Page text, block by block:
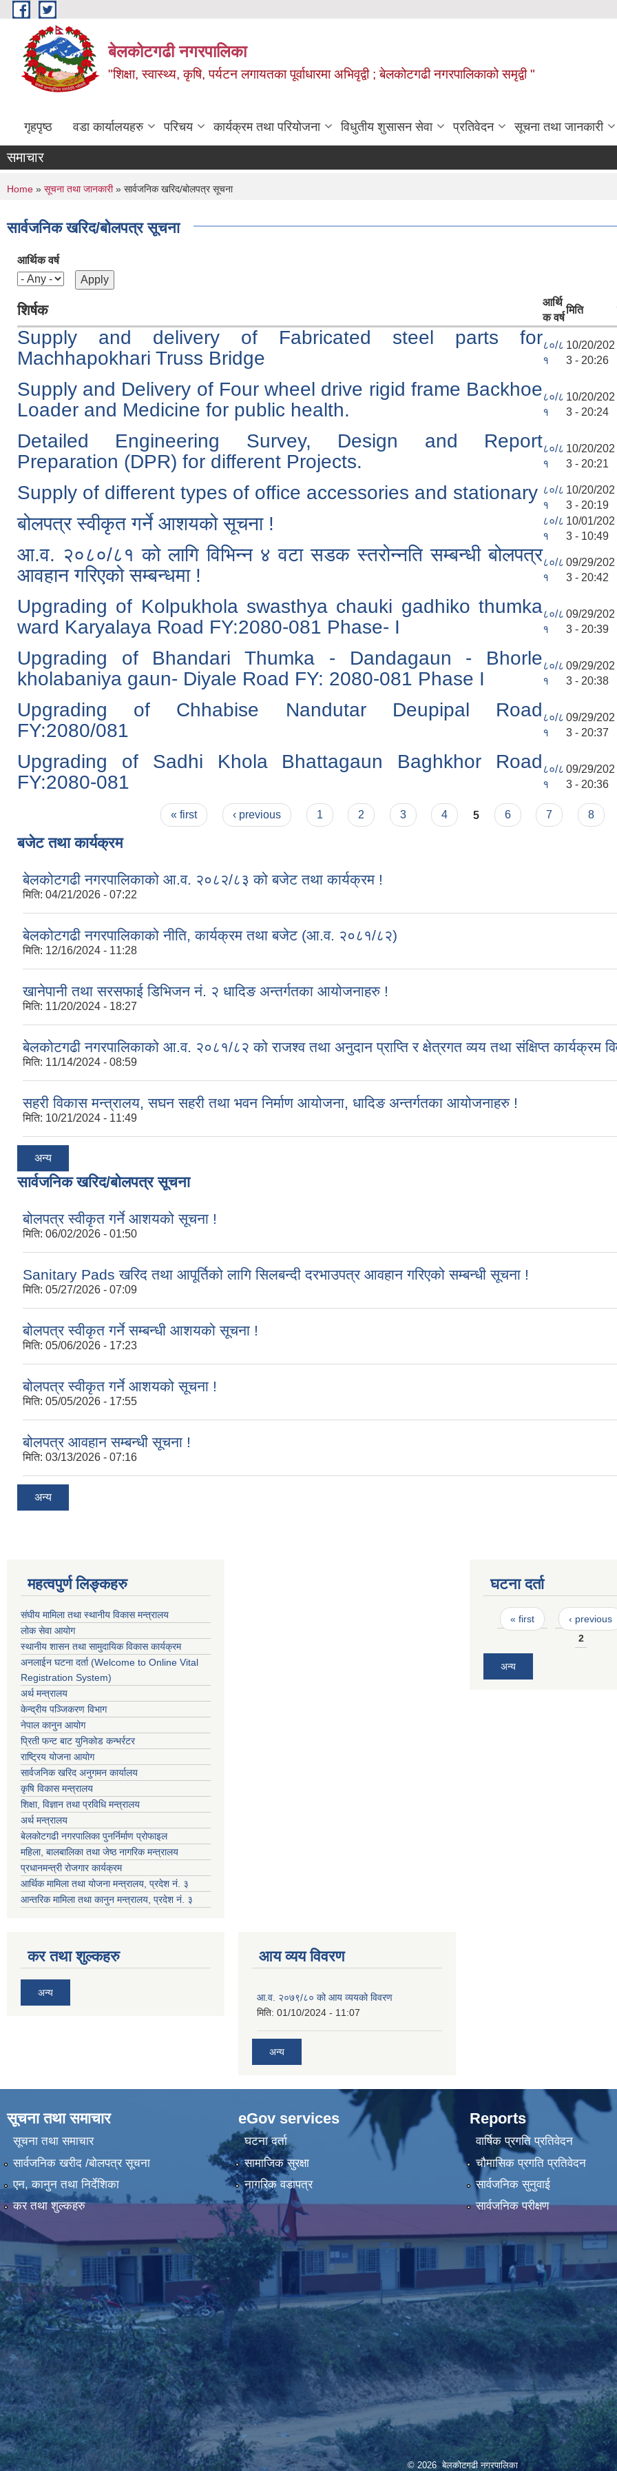
Skip to main content
बेलकोटगढी नगरपालिका
"शिक्षा, स्वास्थ्य, कृषि, पर्यटन लगायतका पूर्वाधारमा अभिवृद्वी ; बेलकोटगढी नगरपालिकाको समृद्वी "
गृहपृष्ठ वडा कार्यालयहरु परिचय कार्यक्रम तथा परियोजना विधुतीय शुसासन सेवा प्रतिवेदन सूचना तथा जानकारी
समाचार
You are here
Home » सूचना तथा जानकारी» सार्वजनिक खरिद/बोलपत्र सूचना
सार्वजनिक खरिद/बोलपत्र सूचना
आर्थिक वर्ष
शिर्षक
आर्थि
क वर्ष
मिति
Supply and delivery of Fabricated steel parts for
Machhapokhari Truss Bridge
८०/८
१
10/20/202
3 - 20:26
Supply and Delivery of Four wheel drive rigid frame Backhoe
Loader and Medicine for public health.
८०/८
१
10/20/202
3 - 20:24
Detailed Engineering Survey, Design and Report
Preparation (DPR) for different Projects.
८०/८
१
10/20/202
3 - 20:21
Supply of different types of office accessories and stationary ८०/८
१
10/20/202
3 - 20:19
बोलपत्र स्वीकृत गर्ने आशयको सूचना !
८०/८
१
10/01/202
3 - 10:49
आ.व. २०८०/८१ को लागि विभिन्न ४ वटा सडक स्तरोन्नति सम्बन्धी बोलपत्र
आवहान गरिएको सम्बन्धमा !
८०/८
१
09/29/202
3 - 20:42
Upgrading of Kolpukhola swasthya chauki gadhiko thumka
ward Karyalaya Road FY:2080-081 Phase- I
८०/८
१
09/29/202
3 - 20:39
Upgrading of Bhandari Thumka - Dandagaun - Bhorle
kholabaniya gaun- Diyale Road FY: 2080-081 Phase I
८०/८
१
09/29/202
3 - 20:38
Upgrading of Chhabise Nandutar Deupipal Road
FY:2080/081
८०/८
१
09/29/202
3 - 20:37
Upgrading of Sadhi Khola Bhattagaun Baghkhor Road
FY:2080-081
८०/८
१
09/29/202
3 - 20:36
« first ‹ previous 1 2 3 4 5 6 7 8
बजेट तथा कार्यक्रम
बेलकोटगढी नगरपालिकाको आ.व. २०८२/८३ को बजेट तथा कार्यक्रम !
मिति: 04/21/2026 - 07:22
बेलकोटगढी नगरपालिकाको नीति, कार्यक्रम तथा बजेट (आ.व. २०८१/८२)
मिति: 12/16/2024 - 11:28
खानेपानी तथा सरसफाई डिभिजन नं. २ धादिङ अन्तर्गतका आयोजनाहरु !
मिति: 11/20/2024 - 18:27
बेलकोटगढी नगरपालिकाको आ.व. २०८१/८२ को राजश्व तथा अनुदान प्राप्ति र क्षेत्रगत व्यय तथा संक्षिप्त कार्यक्रम
मिति: 11/14/2024 - 08:59
सहरी विकास मन्त्रालय, सघन सहरी तथा भवन निर्माण आयोजना, धादिङ अन्तर्गतका आयोजनाहरु !
मिति: 10/21/2024 - 11:49
अन्य
सार्वजनिक खरिद/बोलपत्र सूचना
बोलपत्र स्वीकृत गर्ने आशयको सूचना !
मिति: 06/02/2026 - 01:50
Sanitary Pads खरिद तथा आपूर्तिको लागि सिलबन्दी दरभाउपत्र आवहान गरिएको सम्बन्धी सूचना !
मिति: 05/27/2026 - 07:09
बोलपत्र स्वीकृत गर्ने सम्बन्धी आशयको सूचना !
मिति: 05/06/2026 - 17:23
बोलपत्र स्वीकृत गर्ने आशयको सूचना !
मिति: 05/05/2026 - 17:55
बोलपत्र आवहान सम्बन्धी सूचना !
मिति: 03/13/2026 - 07:16
अन्य
महत्वपुर्ण लिङ्कहरु
संघीय मामिला तथा स्थानीय विकास मन्त्रालय
लोक सेवा आयोग
स्थानीय शासन तथा सामुदायिक विकास कार्यक्रम
अनलाईन घटना दर्ता (Welcome to Online Vital
Registration System)
अर्थ मन्त्रालय
केन्द्रीय पञ्जिकरण विभाग
नेपाल कानुन आयोग
प्रिती फन्ट बाट युनिकोड कन्भर्रटर
राष्ट्रिय योजना आयोग
सार्वजनिक खरिद अनुगमन कार्यालय
कृषि विकास मन्त्रालय
शिक्षा, विज्ञान तथा प्रविधि मन्त्रालय
अर्थ मन्त्रालय
बेलकोटगढी नगरपालिका पुनर्निर्माण प्रोफाइल
महिला, बालबालिका तथा जेष्ठ नागरिक मन्त्रालय
प्रधानमन्त्री रोजगार कार्यक्रम
आर्थिक मामिला तथा योजना मन्त्रालय, प्रदेश नं. ३
आन्तरिक मामिला तथा कानुन मन्त्रालय, प्रदेश नं. ३
घटना दर्ता
Pages
« first
‹ previous
2
अन्य
कर तथा शुल्कहरु
अन्य
आय व्यय विवरण
आ.व. २०७९/८० को आय व्ययको विवरण
मिति: 01/10/2024 - 11:07
अन्य
सूचना तथा समाचार
सूचना तथा समाचार
सार्वजनिक खरीद /बोलपत्र सूचना
एन, कानुन तथा निर्देशिका
कर तथा शुल्कहरु
eGov services
घटना दर्ता
सामाजिक सुरक्षा
नागरिक वडापत्र
Reports
वार्षिक प्रगति प्रतिवेदन
चौमासिक प्रगति प्रतिवेदन
सार्वजनिक सुनुवाई
सार्वजनिक परीक्षण
© 2026 बेलकोटगढी नगरपालिका